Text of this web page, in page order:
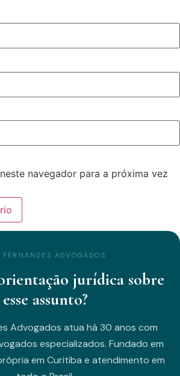
navegador para a próxima vez
FERNANDES ADVOGADOS
jurídica sobre
esse assunto?
Advogados atua há 30 anos com
especializados. Fundado em
em Curitiba e atendimento em